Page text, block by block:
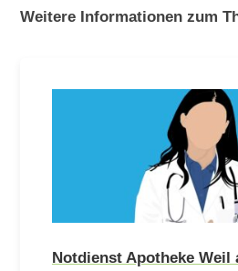
Weitere Informationen zum
Notdienst Apotheke Weil